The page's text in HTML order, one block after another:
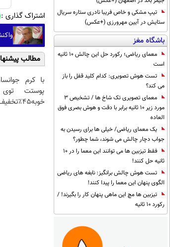
تیپ مشکی و خاص فریبا نادری ستاره سریال
ستایش در آیین مهرورزی (+عکس)
باشگاه مغز
معمای ریاضی؛ رکورد حل این چالش 10 ثانیه
است
تست هوش تصویری: کدام کلید قفل را باز
می کند؟
معمای تصویری تک شاخ ها / تشخیص 3
مورد زیر 10 ثانیه برابر با دقت و هوش بصری فوق
العاده
یک معمای ریاضی/ خیلی ها برای رسیدن به
جواب دچار چالش می شوند، شما چطور؟
فقط تیزبین ها می توانند این معما را در 10
ثانیه حل کنند!
تست هوش چالش برانگیز: نابغه های ریاضی
الگوی پنهان این معما را پیدا کنند!
تیزبین ها مچ این ماهی پنهان کار را بگیرند! /
رکورد 10 ثانیه
اشتراک گذاری :
مطالب
با کرم
پوستت
خوبه۴۵٪تخفیف